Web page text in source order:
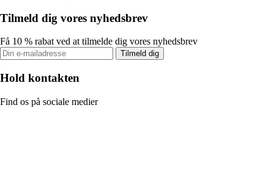
Tilmeld dig vores nyhedsbrev
Få 10 % rabat ved at tilmelde dig vores nyhedsbrev
Tilmeld dig
Hold kontakten
Find os på sociale medier